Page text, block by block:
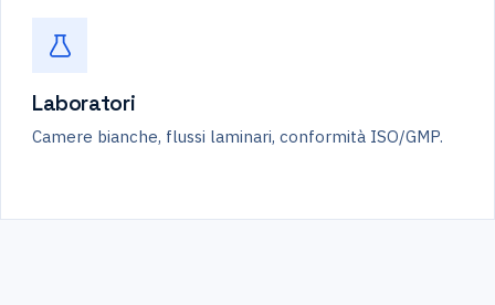
Laboratori
Camere bianche, flussi laminari, conformità ISO/GMP.